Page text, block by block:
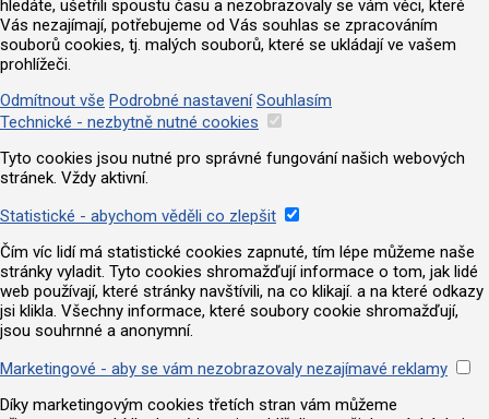
hledáte, ušetřili spoustu času a nezobrazovaly se vám věci, které
Vás nezajímají, potřebujeme od Vás souhlas se zpracováním
souborů cookies, tj. malých souborů, které se ukládají ve vašem
prohlížeči.
Odmítnout vše Podrobné nastavení Souhlasím
Technické - nezbytně nutné cookies
Tyto cookies jsou nutné pro správné fungování našich webových
stránek. Vždy aktivní.
Statistické - abychom věděli co zlepšit
Čím víc lidí má statistické cookies zapnuté, tím lépe můžeme naše
stránky vyladit. Tyto cookies shromažďují informace o tom, jak lidé
web používají, které stránky navštívili, na co klikají. a na které odkazy
jsi klikla. Všechny informace, které soubory cookie shromažďují,
jsou souhrnné a anonymní.
Marketingové - aby se vám nezobrazovaly nezajímavé reklamy
Díky marketingovým cookies třetích stran vám můžeme